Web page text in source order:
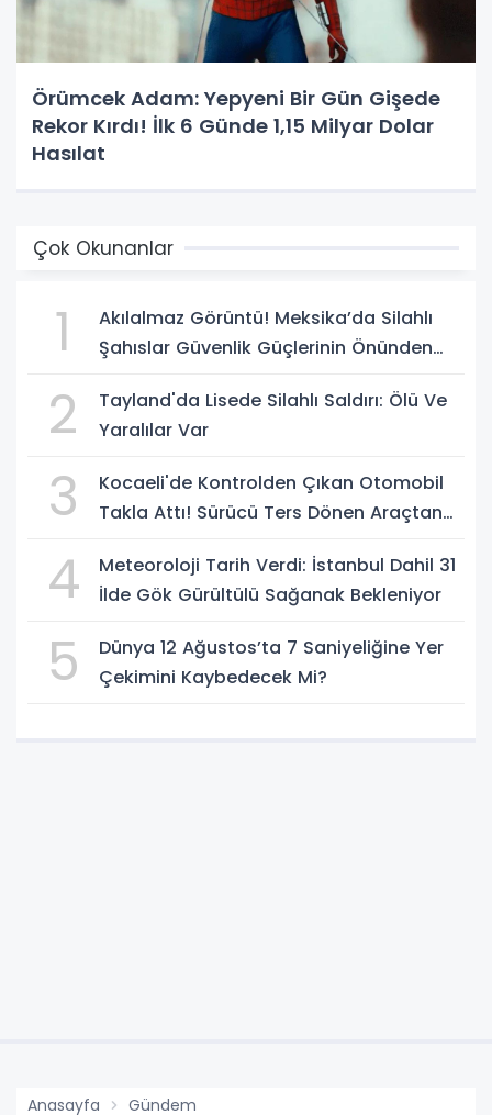
Örümcek Adam: Yepyeni Bir Gün Gişede
Rekor Kırdı! İlk 6 Günde 1,15 Milyar Dolar
Hasılat
Çok Okunanlar
1
Akılalmaz Görüntü! Meksika’da Silahlı
Şahıslar Güvenlik Güçlerinin Önünden
2
Tayland'da Lisede Silahlı Saldırı: Ölü Ve
Yaralılar Var
3
Kocaeli'de Kontrolden Çıkan Otomobil
Takla Attı! Sürücü Ters Dönen Araçtan
4
Meteoroloji Tarih Verdi: İstanbul Dahil 31
İlde Gök Gürültülü Sağanak Bekleniyor
5
Dünya 12 Ağustos’ta 7 Saniyeliğine Yer
Çekimini Kaybedecek Mi?
Anasayfa Gündem